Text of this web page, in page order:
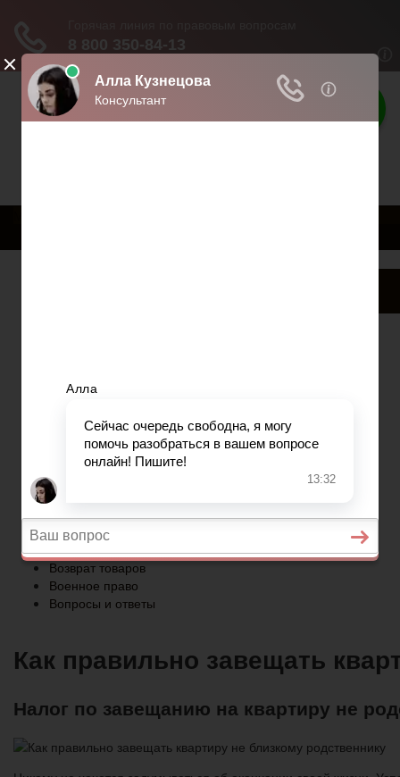
Твои права
Возврат товаров
Военное право
Вопросы и ответы
Главная
Страхование
Гражданство
Возврат товаров
Военное право
Вопросы и ответы
Как правильно завещать
Налог по завещанию на квартиру не